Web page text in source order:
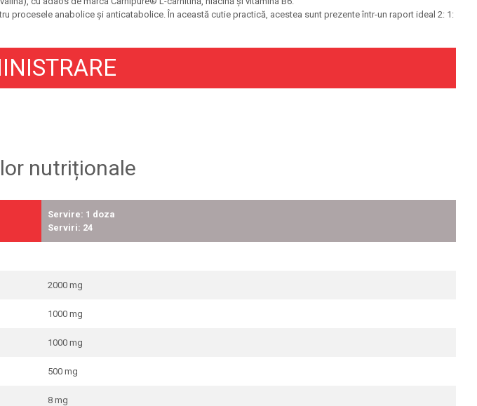
anabolice și anticatabolice. În această cutie practică, acestea sunt prezente într-un raport ideal 2: 1:
nutriționale
Servire: 1 doza
Serviri: 24
2000 mg
1000 mg
1000 mg
500 mg
8 mg